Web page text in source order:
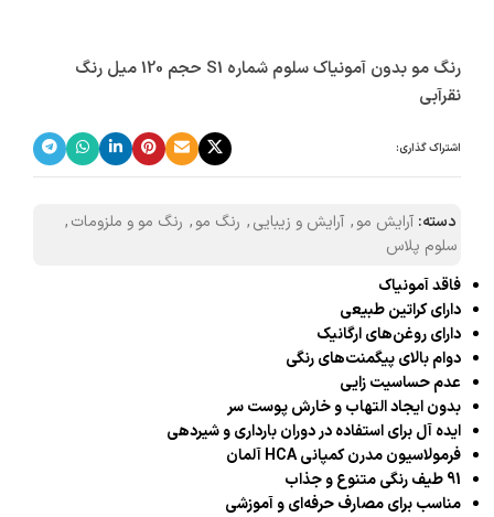
رنگ مو بدون آمونیاک سلوم شماره S1 حجم 120 میل رنگ
نقرآبی
اشتراک گذاری:
دسته: آرایش مو, آرایش و زیبایی, رنگ مو, رنگ مو و ملزومات,
سلوم پلاس
فاقد آمونیاک
دارای کراتین طبیعی
دارای روغن‌های ارگانیک
دوام بالای پیگمنت‌های رنگی
عدم حساسیت زایی
بدون ایجاد التهاب و خارش پوست سر
ایده آل برای استفاده در دوران بارداری و شیردهی
فرمولاسیون مدرن کمپانی HCA آلمان
91 طیف رنگی متنوع و جذاب
مناسب برای مصارف حرفه‌ای و آموزشی